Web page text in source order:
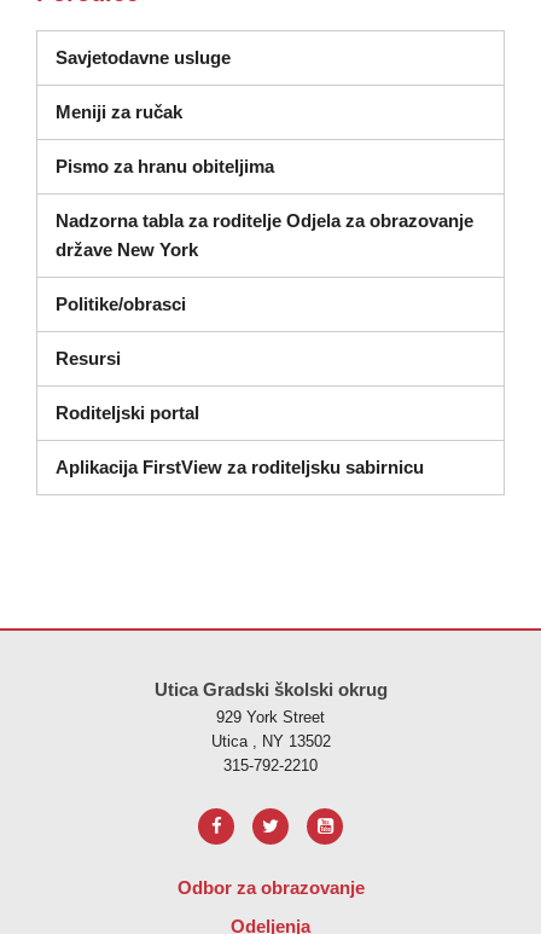
Savjetodavne usluge
Meniji za ručak
Pismo za hranu obiteljima
Nadzorna tabla za roditelje Odjela za obrazovanje
države New York(otvara se u novom prozoru)
Politike/obrasci
Resursi
Roditeljski portal
Aplikacija FirstView za roditeljsku sabirnicu
Utica Gradski školski okrug
929 York Street
Utica , NY 13502
315-792-2210
Odbor za obrazovanje
Odeljenja